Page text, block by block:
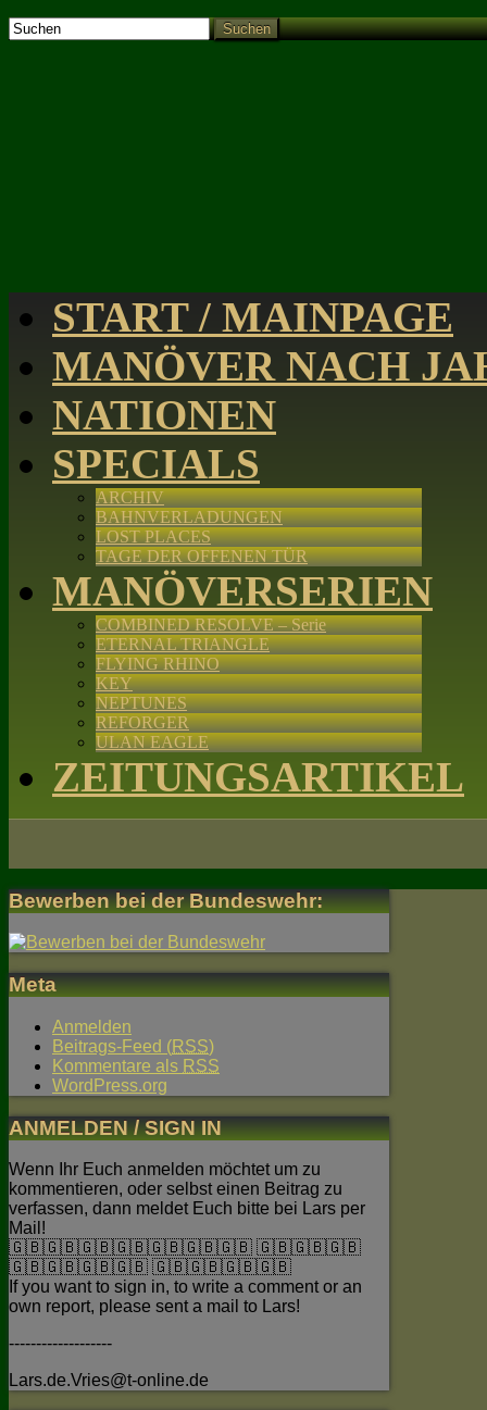
Suchen
START / MAINPAGE
MANÖVER NACH
NATIONEN
SPECIALS
ARCHIV
BAHNVERLADUNGEN
LOST PLACES
TAGE DER OFFENEN TÜR
MANÖVERSERIEN
COMBINED RESOLVE – Serie
ETERNAL TRIANGLE
FLYING RHINO
KEY
NEPTUNES
REFORGER
ULAN EAGLE
ZEITUNGSARTIKEL
Bewerben bei der Bundeswehr:
Meta
Anmelden
Beitrags-Feed (RSS)
Kommentare als RSS
WordPress.org
ANMELDEN / SIGN IN
Wenn Ihr Euch anmelden möchtet um zu
kommentieren, oder selbst einen Beitrag zu
verfassen, dann meldet Euch bitte bei Lars per
Mail!
🇬🇧🇬🇧🇬🇧🇬🇧🇬🇧🇬🇧🇬🇧 🇬🇧🇬🇧🇬🇧
🇬🇧🇬🇧🇬🇧🇬🇧 🇬🇧🇬🇧🇬🇧🇬🇧
If you want to sign in, to write a comment or an
own report, please sent a mail to Lars!
-------------------
Lars.de.Vries@t-online.de